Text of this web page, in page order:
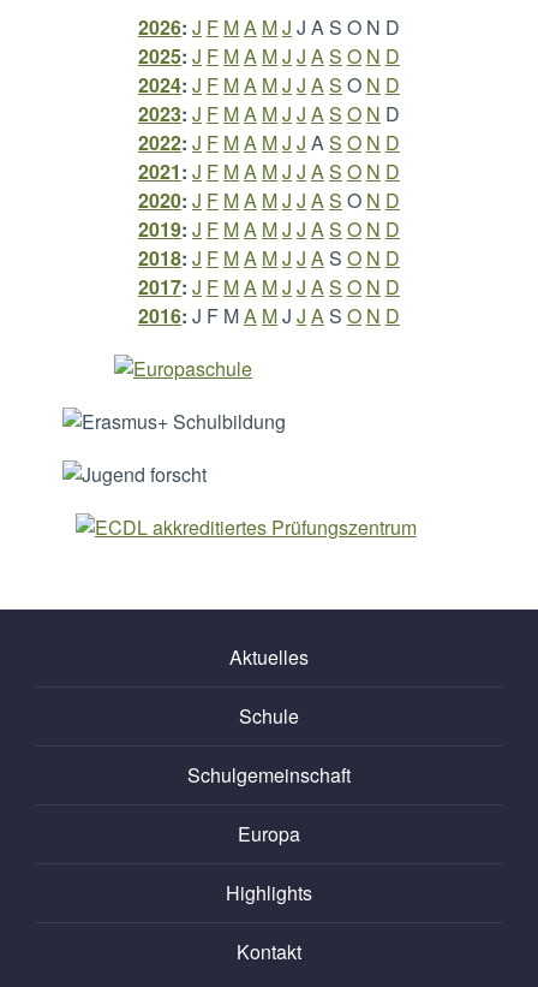
2026: J F MA MJ J AS O N D
2025: J F MA MJ J AS O N D
2024: J F MA MJ J AS O N D
2023: J F MA MJ J AS O N D
2022: J F MA MJ J AS O N D
2021: J F MA MJ J AS O N D
2020: J F MA MJ J AS O N D
2019: J F MA MJ J AS O N D
2018: J F MA MJ J AS O N D
2017: J F MA MJ J AS O N D
2016: J F MA MJ J AS O N D
Aktuelles
Schule
Schulgemeinschaft
Europa
Highlights
Kontakt